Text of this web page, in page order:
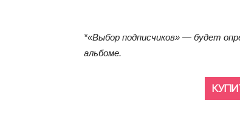
*«Выбор подписчиков» — будет
альбоме.